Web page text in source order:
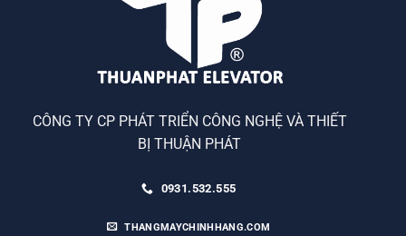
CÔNG TY CP PHÁT TRIỂN CÔNG NGHỆ VÀ THIẾT
BỊ THUẬN PHÁT
0931.532.555
THANGMAYCHINHHANG.COM